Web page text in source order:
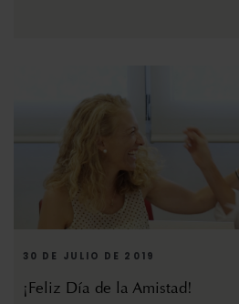
30 DE JULIO DE 2019
¡Feliz Día de la Amistad!